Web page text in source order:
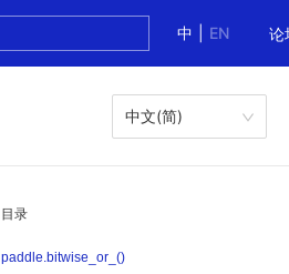
中
EN 论
中文(简)
目录
paddle.bitwise_or_()